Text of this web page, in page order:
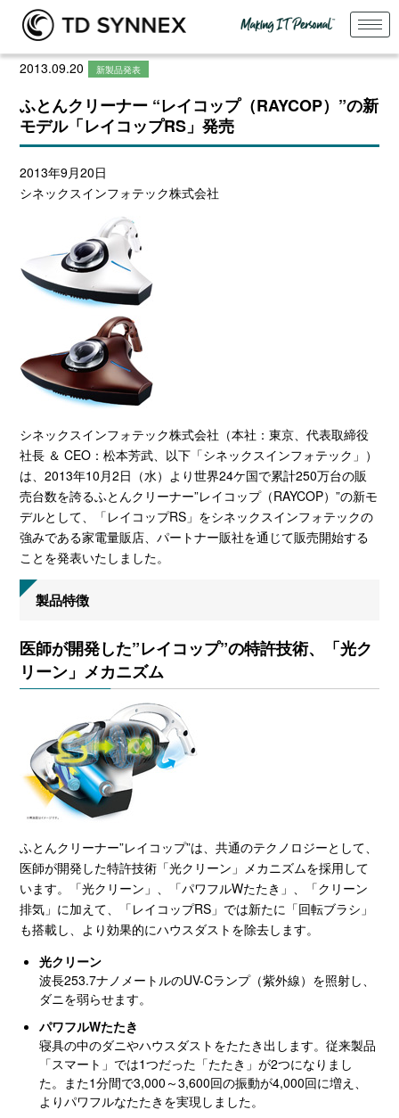
2013.09.20 新製品発表
ふとんクリーナー “レイコップ（RAYCOP）”の新
モデル「レイコップRS」発売
2013年9月20日
シネックスインフォテック株式会社
シネックスインフォテック株式会社（本社：東京、代表取締役
社長 ＆ CEO：松本芳武、以下「シネックスインフォテック」）
は、2013年10月2日（水）より世界24ケ国で累計250万台の販
売台数を誇るふとんクリーナー”レイコップ（RAYCOP）”の新モ
デルとして、「レイコップRS」をシネックスインフォテックの
強みである家電量販店、パートナー販社を通じて販売開始する
ことを発表いたしました。
製品特徴
医師が開発した”レイコップ”の特許技術、「光ク
リーン」メカニズム
ふとんクリーナー”レイコップ”は、共通のテクノロジーとして、
医師が開発した特許技術「光クリーン」メカニズムを採用して
います。「光クリーン」、「パワフルWたたき」、「クリーン
排気」に加えて、「レイコップRS」では新たに「回転ブラシ」
も搭載し、より効果的にハウスダストを除去します。
光クリーン
波長253.7ナノメートルのUV-Cランプ（紫外線）を照射し、
ダニを弱らせます。
パワフルWたたき
寝具の中のダニやハウスダストをたたき出します。従来製品
「スマート」では1つだった「たたき」が2つになりまし
た。また1分間で3,000～3,600回の振動が4,000回に増え、
よりパワフルなたたきを実現しました。